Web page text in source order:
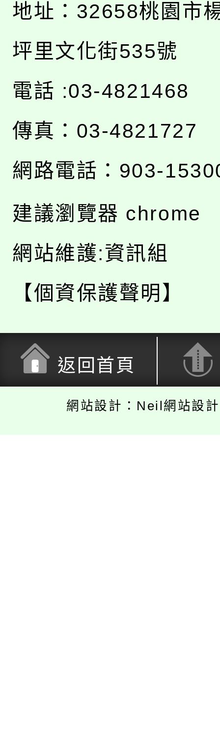
地址： 32658桃園市
坪里文化街535號
電話 :03-4821468
傳真：03-4821727
網路電話：903-
建議瀏覽器 chrome
網站維護:資訊組
【個資保護聲明】
返回首頁
網站設計：Neil網站設